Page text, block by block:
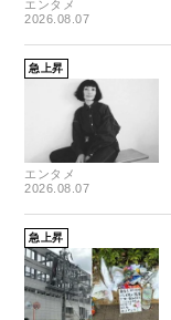
エンタメ
2026.08.07
急上昇
エンタメ
2026.08.07
急上昇